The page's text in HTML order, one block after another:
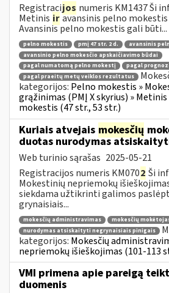
Registracijos numeris KM1437 Ši
Metinis iravansinis pelno mokestis
Avansinis pelno mokestis gali būti...
pelno mokestis pmį 47 str. 2 d.
avansinis
avansinio pelno mokesčio apskaičiavimo būdai
pagal numatomą pelno mokestį
pagal
pagal praeitų metų veiklos rezultatus
kategorijos: Pelno mokestis »
grąžinimas (PMĮ X skyrius) »
mokestis (47 str., 53 str.)
Kuriais atvejais mokesčių
duotas nurodymas
Web turinio sąrašas 2025-05-21
Registracijos numeris KM0702 Ši
Mokestinių nepriemokų
siekdama užtikrinti galimos
grynaisiais...
mokesčių administravimas mokesčių
nurodymas atsiskaityti negrynaisiais pinigais
kategorijos: Mokesčių
nepriemokų išieškojimas (101-113
VMI primena apie pareigą
duomenis